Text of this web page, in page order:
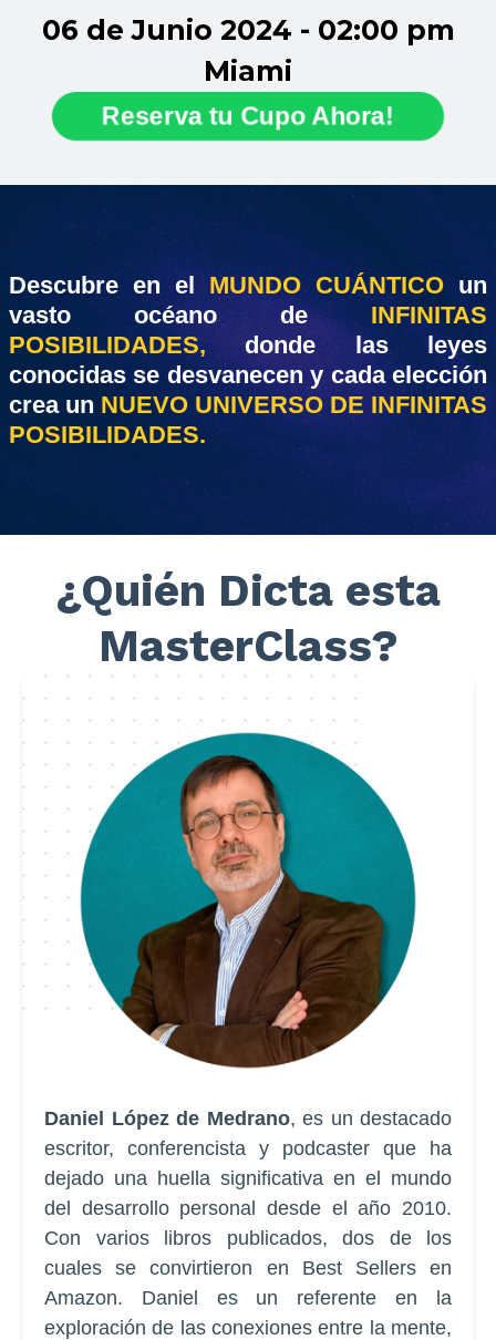
06 de Junio 2024 - 02:00 pm
Miami
Reserva tu Cupo Ahora!
Descubre en el MUNDO CUÁNTICO un
vasto océano de INFINITAS
POSIBILIDADES,
donde las leyes
conocidas se desvanecen y cada elección
crea un NUEVO UNIVERSO DE INFINITAS
POSIBILIDADES.
¿Quién Dicta esta
MasterClass?
Daniel López de Medrano, es un destacado
escritor, conferencista y podcaster que ha
dejado una huella significativa en el mundo
del desarrollo personal desde el año 2010.
Con varios libros publicados, dos de los
cuales se convirtieron en Best Sellers en
Amazon. Daniel es un referente en la
exploración de las conexiones entre la mente,